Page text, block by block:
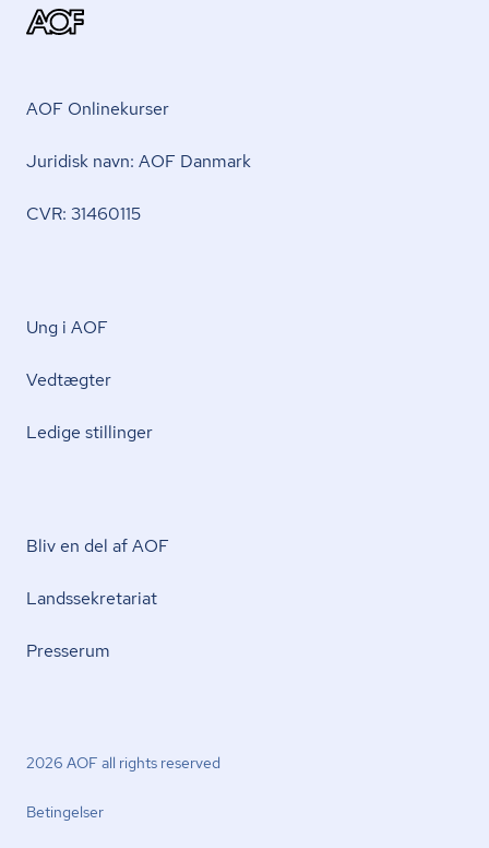
AOF Onlinekurser
Juridisk navn: AOF Danmark
CVR: 31460115
Ung i AOF
Vedtægter
Ledige stillinger
Bliv en del af AOF
Lands­se­kre­ta­ri­at
Presserum
2026 AOF all rights reserved
Betingelser